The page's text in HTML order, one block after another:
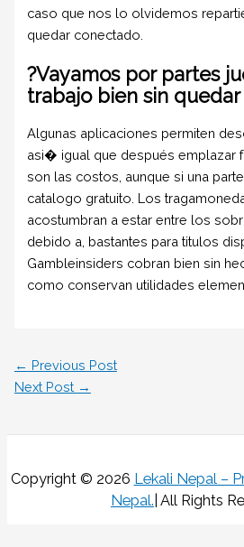
caso que nos lo olvidemos
quedar conectado.
?Vayamos por partes
trabajo bien sin quedar
Algunas aplicaciones permiten
asi� igual que después emplazar
son las costos, aunque si una
catalogo gratuito. Los
acostumbran a estar entre los
debido a, bastantes para titulos
Gambleinsiders cobran bien sin
como conservan utilidades
← Previous Post
Next Post →
Copyright © 2026 Lekali Nepal –
Nepal. | All Rights